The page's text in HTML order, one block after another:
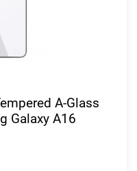
A-Glass
Galaxy A16